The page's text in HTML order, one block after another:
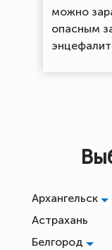
можно
опасным
Архангельск
Астрахань
Белгород